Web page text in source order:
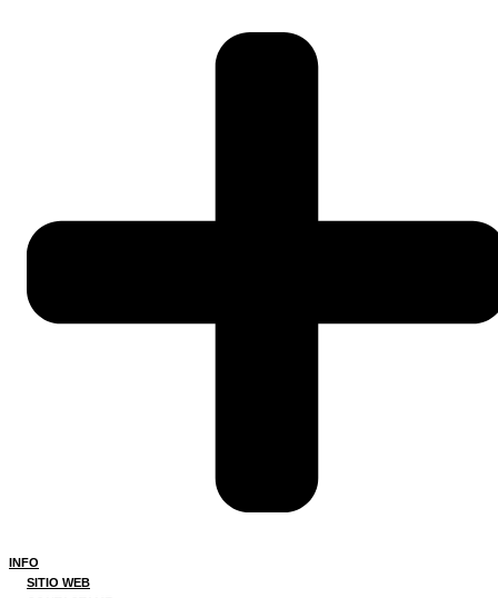
INFO
SITIO WEB